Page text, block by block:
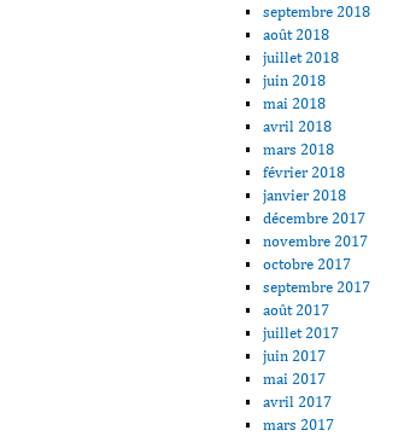
septembre 2018
août 2018
juillet 2018
juin 2018
mai 2018
avril 2018
mars 2018
février 2018
janvier 2018
décembre 2017
novembre 2017
octobre 2017
septembre 2017
août 2017
juillet 2017
juin 2017
mai 2017
avril 2017
mars 2017